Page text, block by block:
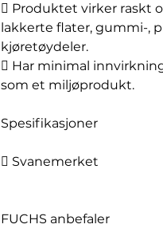
 Produktet virker raskt
lakkerte flater, gummi-,
kjøretøydeler.
 Har minimal
som et miljøprodukt.
Spesifikasjoner
 Svanemerket
FUCHS anbefaler